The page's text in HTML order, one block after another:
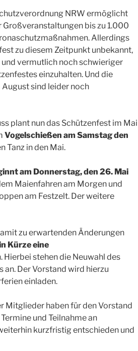
NRW ermöglicht
bis zu 1.000
Allerdings
zu diesem Zeitpunkt unbekannt,
vermutlich noch schwieriger
einzuhalten. Und die
sind leider noch
plant nun das Schützenfest im Mai
Vogelschießen am Samstag den
Tanz in den Mai.
am Donnerstag, den 26. Mai
Maienfahren am Morgen und
am Festzelt. Der weitere
zu erwartenden Änderungen
Kürze eine
Hierbei stehen die Neuwahl des
an. Der Vorstand wird hierzu
einladen.
Mitglieder haben für den Vorstand
und Teilnahme an
kurzfristig entschieden und